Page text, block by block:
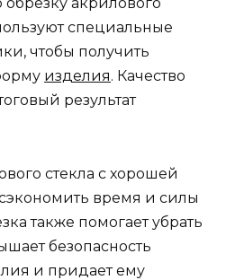
акрилового
специальные
чтобы получить
изделия. Качество
результат
стекла с хорошей
время и силы
также помогает убрать
безопасность
и придает ему